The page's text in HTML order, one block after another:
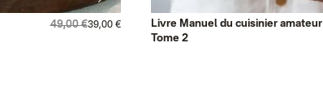
49,00 €39,00 €
Livre Manuel du cuisinier amateur
Tome 2